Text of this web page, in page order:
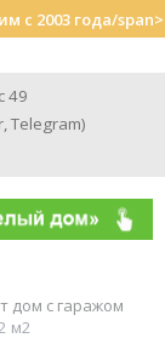
с 2003 года/span>
49
,Telegram)
дом с гаражом
м2